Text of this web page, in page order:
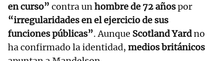
en curso” contra unhombre de 72 añospor
“irregularidades en el ejercicio de sus
funciones públicas”. Aunque Scotland Yardno
ha confirmado la identidad, medios británicos